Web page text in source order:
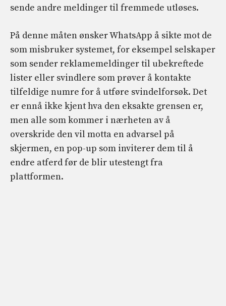
sende andre meldinger til fremmede utløses.
På denne måten ønsker WhatsApp å sikte mot de
som misbruker systemet, for eksempel selskaper
som sender reklamemeldinger til ubekreftede
lister eller svindlere som prøver å kontakte
tilfeldige numre for å utføre svindelforsøk. Det
er ennå ikke kjent hva den eksakte grensen er,
men alle som kommer i nærheten av å
overskride den vil motta en advarsel på
skjermen, en pop-up som inviterer dem til å
endre atferd før de blir utestengt fra
plattformen.